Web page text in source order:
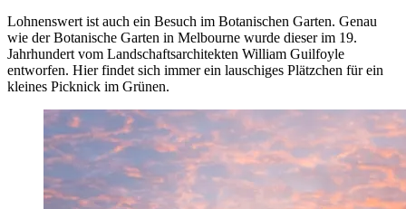
Lohnenswert ist auch ein Besuch im Botanischen Garten. Genau
wie der Botanische Garten in Melbourne wurde dieser im 19.
Jahrhundert vom Landschaftsarchitekten William Guilfoyle
entworfen. Hier findet sich immer ein lauschiges Plätzchen für ein
kleines Picknick im Grünen.